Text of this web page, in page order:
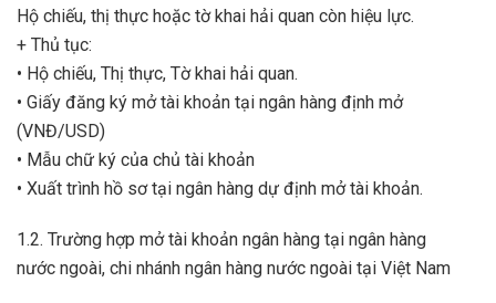
Hộ chiếu, thị thực hoặc tờ khai hải quan còn hiệu lực.
+ Thủ tục:
• Hộ chiếu, Thị thực, Tờ khai hải quan.
• Giấy đăng ký mở tài khoản tại ngân hàng định mở
(VNĐ/USD)
• Mẫu chữ ký của chủ tài khoản
• Xuất trình hồ sơ tại ngân hàng dự định mở tài khoản.
1.2. Trường hợp mở tài khoản ngân hàng tại ngân hàng
nước ngoài, chi nhánh ngân hàng nước ngoài tại Việt Nam